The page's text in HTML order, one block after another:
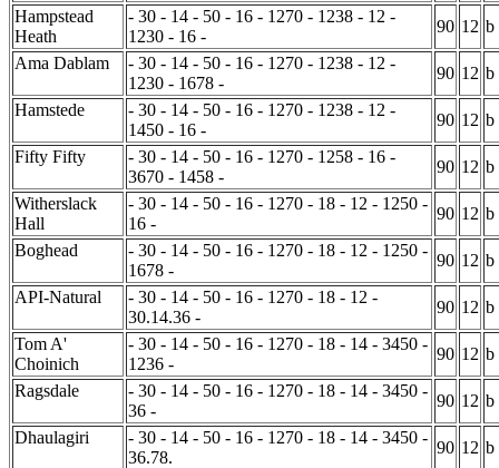
Hampstead
Heath
- 30 - 14 - 50 - 16 - 1270 - 1238 - 12 -
1230 - 16 -
90 12 b
Ama Dablam
- 30 - 14 - 50 - 16 - 1270 - 1238 - 12 -
1230 - 1678 -
90 12 b
Hamstede
- 30 - 14 - 50 - 16 - 1270 - 1238 - 12 -
1450 - 16 -
90 12 b
Fifty Fifty
- 30 - 14 - 50 - 16 - 1270 - 1258 - 16 -
3670 - 1458 -
90 12 b
Witherslack
Hall
- 30 - 14 - 50 - 16 - 1270 - 18 - 12 - 1250 -
16 -
90 12 b
Boghead
- 30 - 14 - 50 - 16 - 1270 - 18 - 12 - 1250 -
1678 -
90 12 b
API-Natural
- 30 - 14 - 50 - 16 - 1270 - 18 - 12 -
30.14.36 -
90 12 b
Tom A'
Choinich
- 30 - 14 - 50 - 16 - 1270 - 18 - 14 - 3450 -
1236 -
90 12 b
Ragsdale
- 30 - 14 - 50 - 16 - 1270 - 18 - 14 - 3450 -
36 -
90 12 b
Dhaulagiri
- 30 - 14 - 50 - 16 - 1270 - 18 - 14 - 3450 -
36.78.
90 12 b